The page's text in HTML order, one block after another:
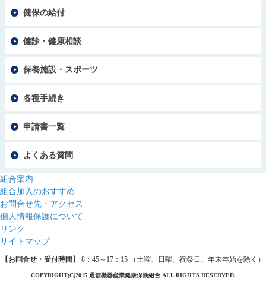
健保の給付
健診・健康相談
保養施設・スポーツ
各種手続き
申請書一覧
よくある質問
組合案内
組合加入のおすすめ
お問合せ先・アクセス
個人情報保護について
リンク
サイトマップ
【お問合せ・受付時間】 8：45～17：15 （土曜、日曜、祝祭日、年末年始を除く）
COPYRIGHT(C)2015 通信機器産業健康保険組合 ALL RIGHTS RESERVED.